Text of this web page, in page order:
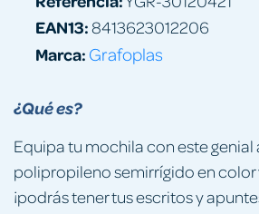
¿Qué es?
Equipa tu mochila con este
polipropileno semirrígido en color
¡podrás tener tus escritos y
EAN13:8413623012206
Marca: Grafoplas